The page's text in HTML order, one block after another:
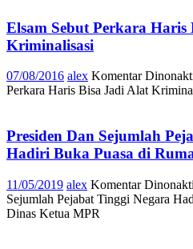
Elsam Sebut Perkara Haris
Kriminalisasi
07/08/2016 alex Komentar
Perkara Haris Bisa Jadi Alat
Presiden Dan Sejumlah
Hadiri Buka Puasa di
11/05/2019 alex Komentar
Sejumlah Pejabat Tinggi Negara
Dinas Ketua MPR